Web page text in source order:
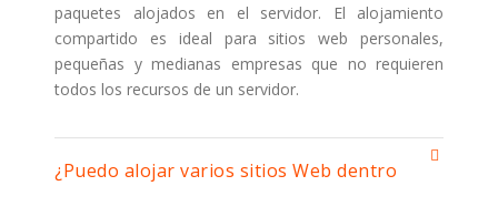
paquetes alojados en el servidor. El alojamiento
compartido es ideal para sitios web personales,
pequeñas y medianas empresas que no requieren
todos los recursos de un servidor.
¿Puedo alojar varios sitios Web dentro